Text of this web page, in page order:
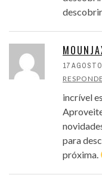
17
incrível
para
próxima.